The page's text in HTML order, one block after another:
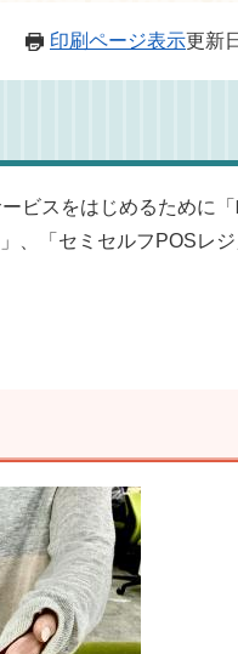
更新
印刷ページ表示
スをはじめるために
、「セミセルフPOSレ